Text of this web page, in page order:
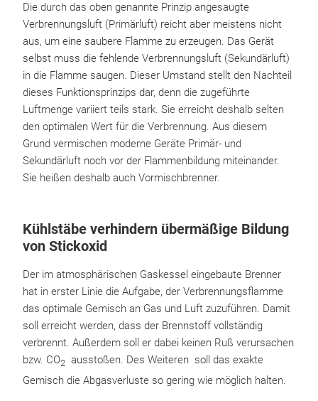
Die durch das oben genannte Prinzip angesaugte
Verbrennungsluft (Primärluft) reicht aber meistens nicht
aus, um eine saubere Flamme zu erzeugen. Das Gerät
selbst muss die fehlende Verbrennungsluft (Sekundärluft)
in die Flamme saugen. Dieser Umstand stellt den Nachteil
dieses Funktionsprinzips dar, denn die zugeführte
Luftmenge variiert teils stark. Sie erreicht deshalb selten
den optimalen Wert für die Verbrennung. Aus diesem
Grund vermischen moderne Geräte Primär- und
Sekundärluft noch vor der Flammenbildung miteinander.
Sie heißen deshalb auch Vormischbrenner.
Kühlstäbe verhindern übermäßige Bildung
von Stickoxid
Der im atmosphärischen Gaskessel eingebaute Brenner
hat in erster Linie die Aufgabe, der Verbrennungsflamme
das optimale Gemisch an Gas und Luft zuzuführen. Damit
soll erreicht werden, dass der Brennstoff vollständig
verbrennt. Außerdem soll er dabei keinen Ruß verursachen
bzw. CO2 ausstoßen. Des Weiteren soll das exakte
Gemisch die Abgasverluste so gering wie möglich halten.